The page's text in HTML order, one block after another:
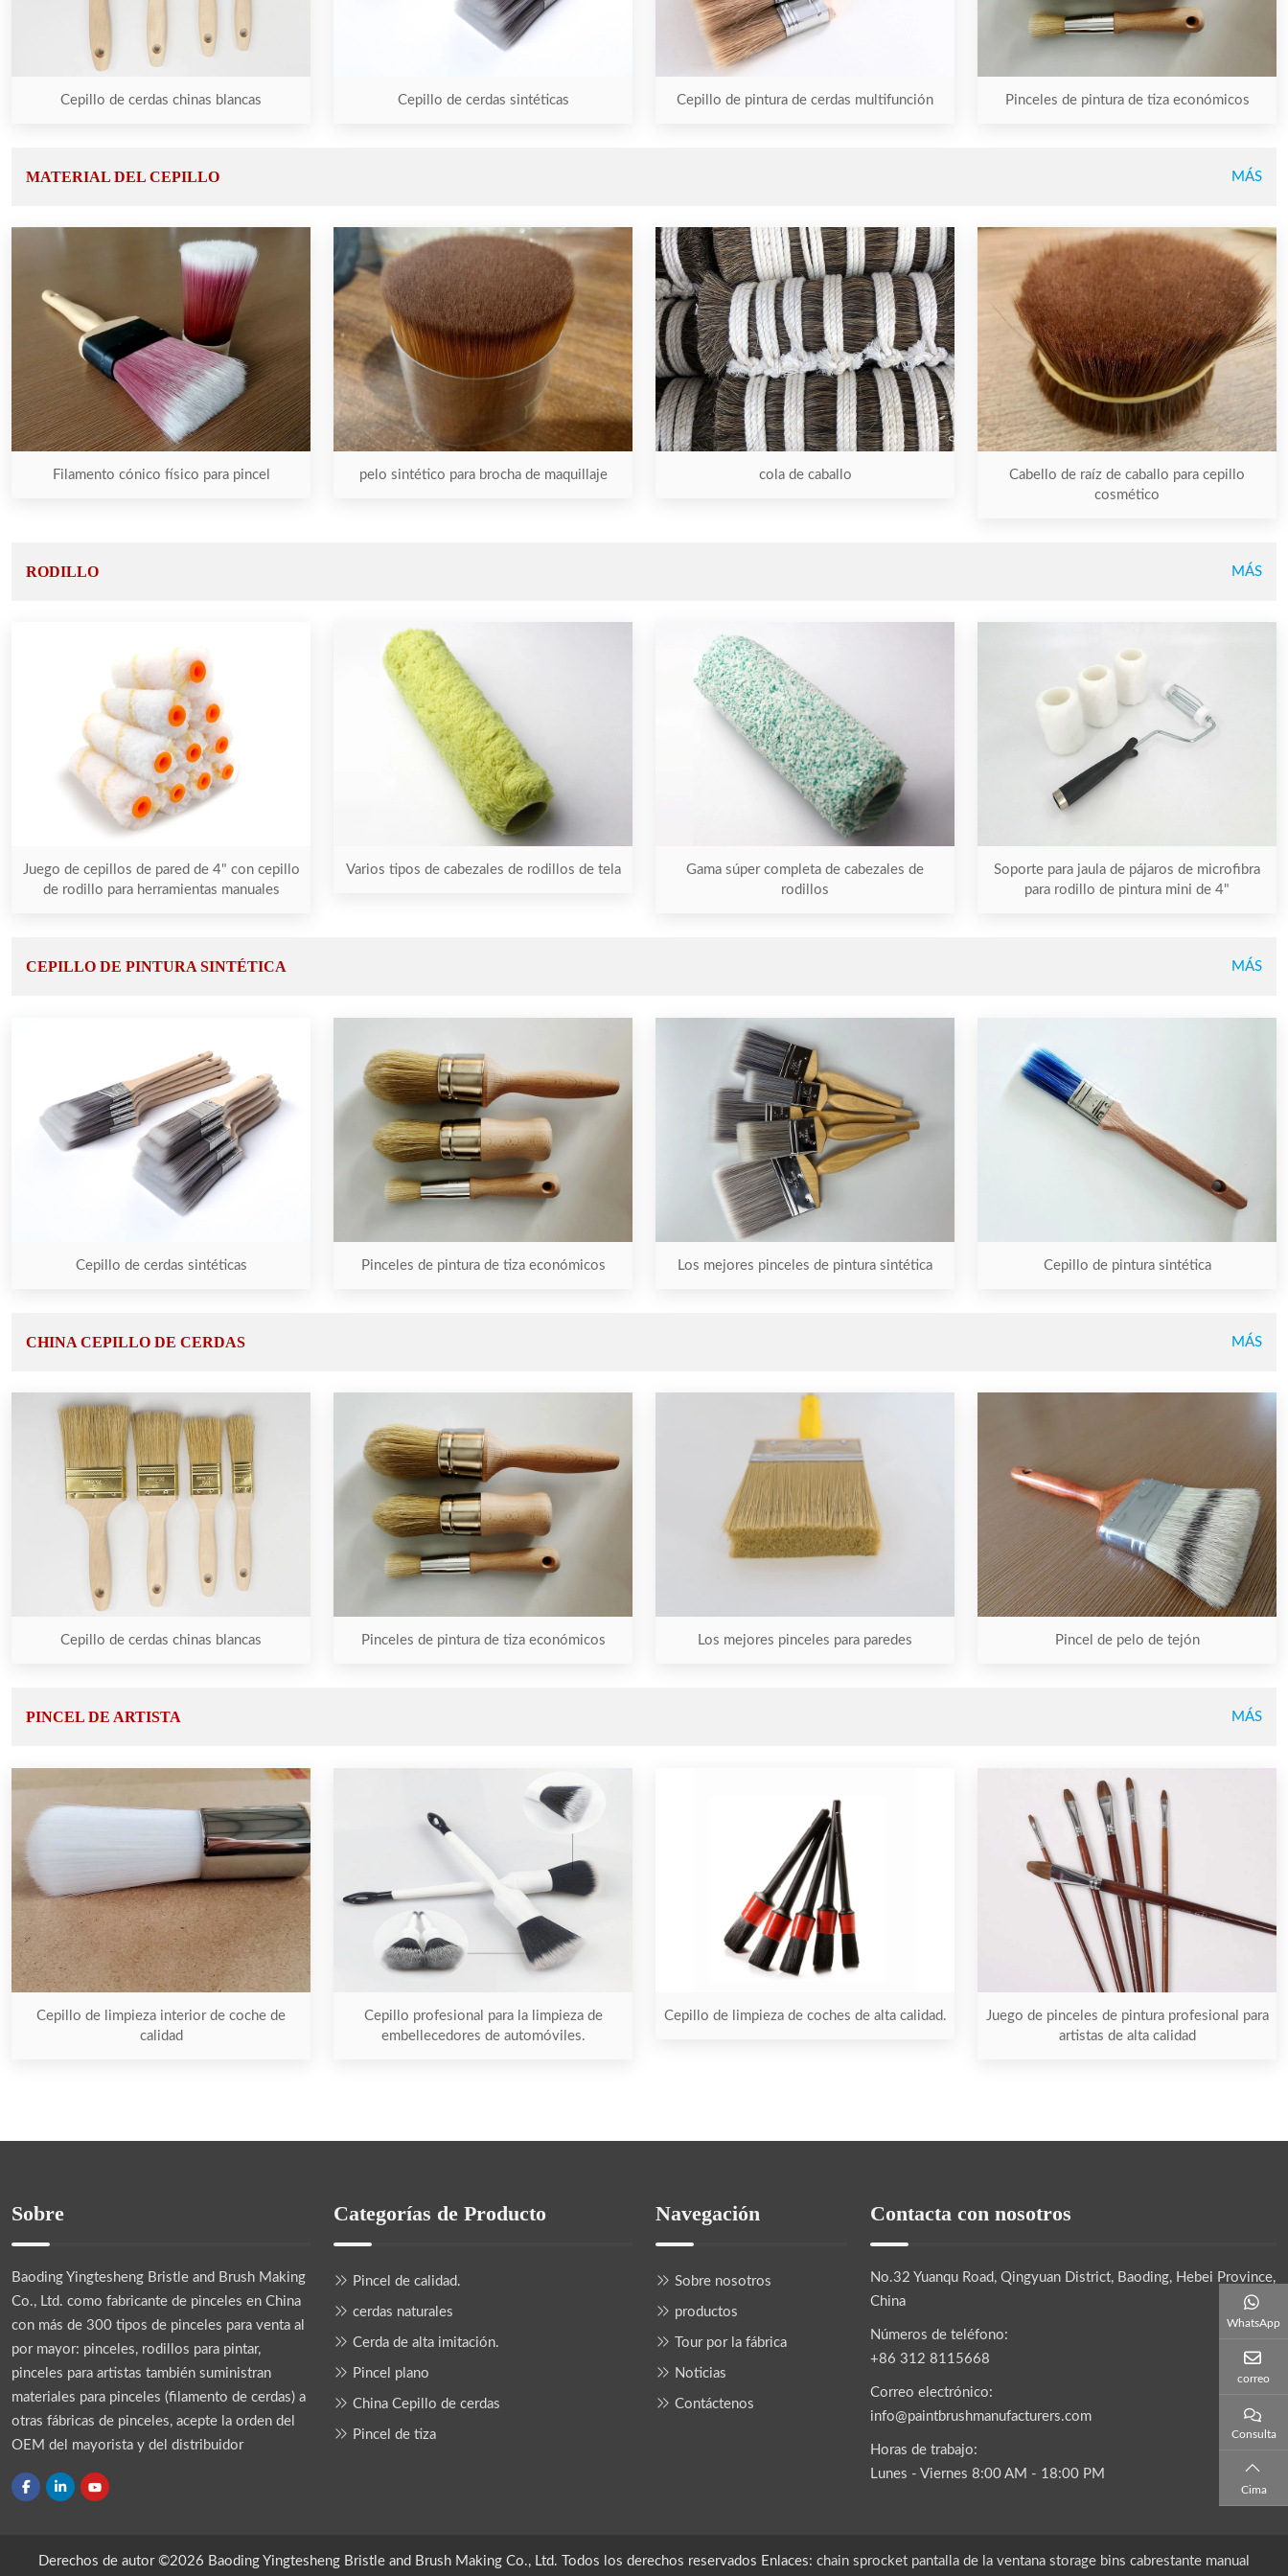
Cepillo de cerdas chinas blancas Cepillo de cerdas sintéticas Cepillo de pintura de cerdas multifunción Pinceles de pintura de tiza económicos
MATERIAL DEL CEPILLO MÁS
Filamento cónico físico para pincel pelo sintético para brocha de maquillaje cola de caballo
Cabello de raíz de caballo para cepillo
cosmético
RODILLO MÁS
Juego de cepillos de pared de 4" con cepillo
de rodillo para herramientas manuales
Varios tipos de cabezales de rodillos de tela
Gama súper completa de cabezales de
rodillos
Soporte para jaula de pájaros de microfibra
para rodillo de pintura mini de 4"
CEPILLO DE PINTURA SINTÉTICA MÁS
Cepillo de cerdas sintéticas Pinceles de pintura de tiza económicos Los mejores pinceles de pintura sintética Cepillo de pintura sintética
CHINA CEPILLO DE CERDAS MÁS
Cepillo de cerdas chinas blancas Pinceles de pintura de tiza económicos Los mejores pinceles para paredes Pincel de pelo de tejón
PINCEL DE ARTISTA MÁS
Cepillo de limpieza interior de coche de
calidad
Cepillo profesional para la limpieza de
embellecedores de automóviles.
Cepillo de limpieza de coches de alta calidad.
Juego de pinceles de pintura profesional para
artistas de alta calidad
Sobre
Baoding Yingtesheng Bristle and Brush Making
Co., Ltd. como fabricante de pinceles en China
con más de 300 tipos de pinceles para venta al
por mayor: pinceles, rodillos para pintar,
pinceles para artistas también suministran
materiales para pinceles (filamento de cerdas) a
otras fábricas de pinceles, acepte la orden del
OEM del mayorista y del distribuidor
Categorías de Producto
Pincel de calidad.
cerdas naturales
Cerda de alta imitación.
Pincel plano
China Cepillo de cerdas
Pincel de tiza
Navegación
Sobre nosotros
productos
Tour por la fábrica
Noticias
Contáctenos
Contacta con nosotros
No.32 Yuanqu Road, Qingyuan District, Baoding, Hebei Province,
China
Números de teléfono:
+86 312 8115668
Correo electrónico:
info@paintbrushmanufacturers.com
Horas de trabajo:
Lunes - Viernes 8:00 AM - 18:00 PM
Derechos de autor ©2026 Baoding Yingtesheng Bristle and Brush Making Co., Ltd. Todos los derechos reservados Enlaces: chain sprocket pantalla de la ventana storage bins cabrestante manual
WhatsApp
correo
Consulta
Cima